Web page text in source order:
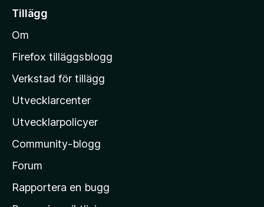
i
l
M
z
i
l
a
s
h
Tillägg
Om
Firefox tilläggsblogg
Verkstad för tillägg
Utvecklarcenter
Utvecklarpolicyer
Community-blogg
Forum
Rapportera en bugg